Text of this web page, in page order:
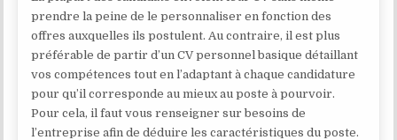
prendre la peine de le personnaliser en fonction des
offres auxquelles ils postulent. Au contraire, il est plus
préférable de partir d’un CV personnel basique détaillant
vos compétences tout en l’adaptant à chaque candidature
pour qu’il corresponde au mieux au poste à pourvoir.
Pour cela, il faut vous renseigner sur besoins de
l’entreprise afin de déduire les caractéristiques du poste.